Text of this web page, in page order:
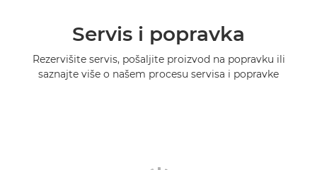
Servis i popravka
Rezervišite servis, pošaljite proizvod na popravku ili
saznajte više o našem procesu servisa i popravke